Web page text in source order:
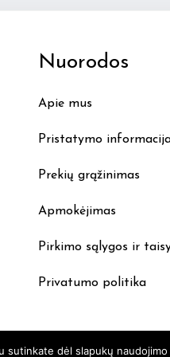
may
product
Nuorodos
Apie mus
Pristatymo
Prekių grąžinimas
Apmokėjimas
Pirkimo sąlygos ir
Privatumo politika
sutinkate dėl slapukų